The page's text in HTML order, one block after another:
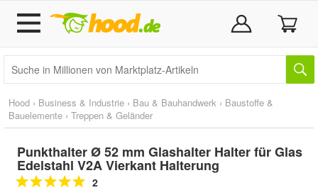
Hood › Business & Industrie › Bau & Bauhandwerk › Baustoffe &
Bauelemente › Treppen & Geländer
Punkthalter Ø 52 mm Glashalter Halter für Glas
Edelstahl V2A Vierkant Halterung
2